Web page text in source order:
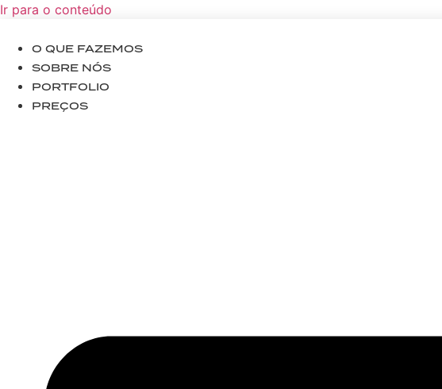
Ir para o conteúdo
O QUE FAZEMOS
SOBRE NÓS
PORTFOLIO
PREÇOS